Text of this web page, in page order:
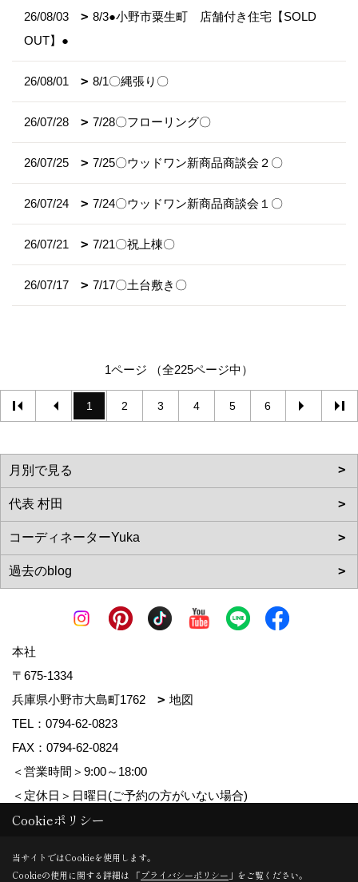
26/08/03
8/3●小野市粟生町 店舗付き住宅【SOLD
OUT】●
26/08/01 8/1〇縄張り〇
26/07/28 7/28〇フローリング〇
26/07/25 7/25〇ウッドワン新商品商談会２〇
26/07/24 7/24〇ウッドワン新商品商談会１〇
26/07/21 7/21〇祝上棟〇
26/07/17 7/17〇土台敷き〇
1ページ （全225ページ中）
1 2 3 4 5 6
本社
〒675-1334
兵庫県小野市大島町1762
地図
TEL： 0794-62-0823
FAX：0794-62-0824
＜営業時間＞9:00～18:00
＜定休日＞日曜日(ご予約の方がいない場合)
Copyright (c) MDhomes. All Rights Reserved.
Produced byゴデスクリエイト
Cookieポリシー
当サイトではCookieを使用します。
Cookieの使用に関する詳細は 「プライバシーポリシー 」をご覧ください。